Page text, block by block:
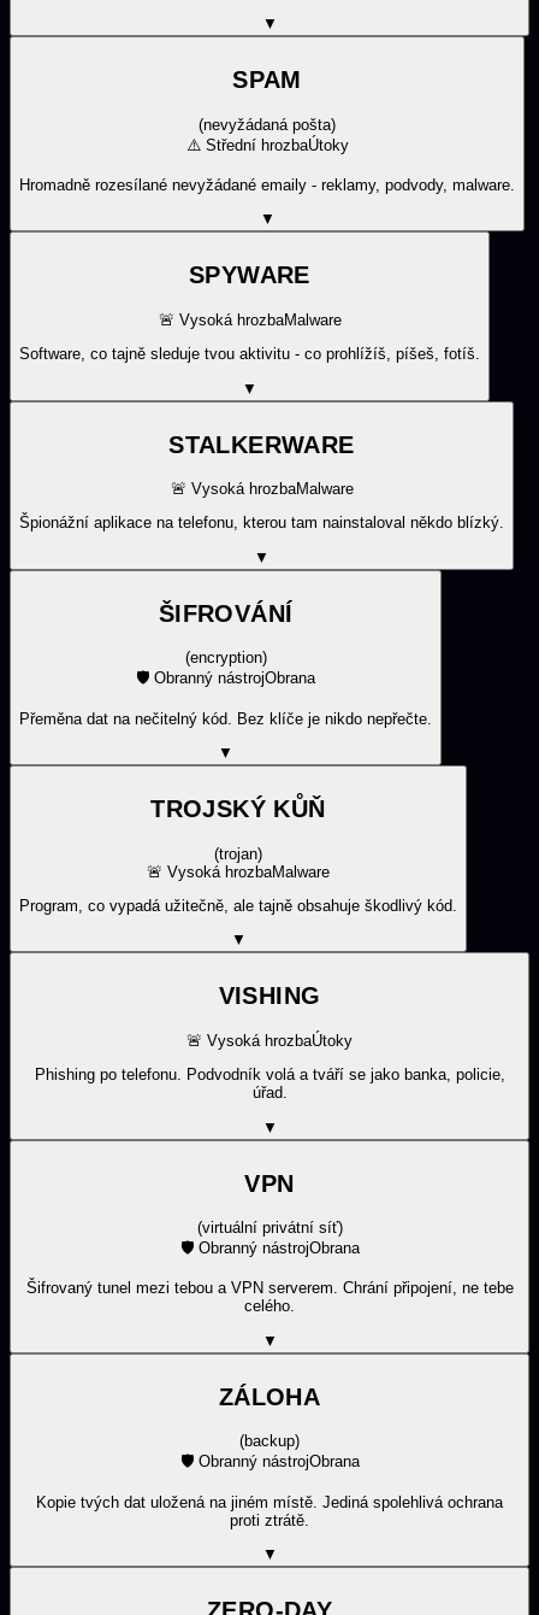
▼
SPAM
(nevyžádaná pošta)
⚠️ Střední hrozbaÚtoky
Hromadně rozesílané nevyžádané emaily - reklamy, podvody, malware.
▼
SPYWARE
🚨 Vysoká hrozbaMalware
Software, co tajně sleduje tvou aktivitu - co prohlížíš, píšeš, fotíš.
▼
STALKERWARE
🚨 Vysoká hrozbaMalware
Špionážní aplikace na telefonu, kterou tam nainstaloval někdo blízký.
▼
ŠIFROVÁNÍ
(encryption)
🛡️ Obranný nástrojObrana
Přeměna dat na nečitelný kód. Bez klíče je nikdo nepřečte.
▼
TROJSKÝ KŮŇ
(trojan)
🚨 Vysoká hrozbaMalware
Program, co vypadá užitečně, ale tajně obsahuje škodlivý kód.
▼
VISHING
🚨 Vysoká hrozbaÚtoky
Phishing po telefonu. Podvodník volá a tváří se jako banka, policie,
úřad.
▼
VPN
(virtuální privátní síť)
🛡️ Obranný nástrojObrana
Šifrovaný tunel mezi tebou a VPN serverem. Chrání připojení, ne tebe
celého.
▼
ZÁLOHA
(backup)
🛡️ Obranný nástrojObrana
Kopie tvých dat uložená na jiném místě. Jediná spolehlivá ochrana
proti ztrátě.
▼